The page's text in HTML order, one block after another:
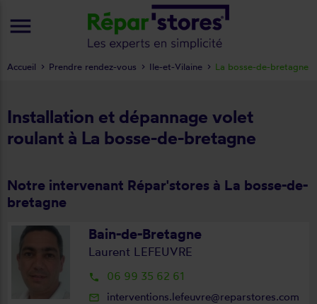
Installation et dépannage volet
roulant à La bosse-de-bretagne
Notre intervenant Répar'stores à La bosse-de-
bretagne
Bain-de-Bretagne
Laurent LEFEUVRE
local_phone 06 99 35 62 61
mail_outline interventions.lefeuvre@reparstores.com
Accueil Prendre rendez-vous Ile-et-Vilaine La bosse-de-bretagne
menu